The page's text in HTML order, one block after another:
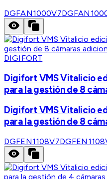
DGFAN1000V7
DIGIFORT
Digifort VMS Vitalicio
para la gestión de 8
Digifort VMS Vitalicio
para la gestión de 8
DGFEN1108V7